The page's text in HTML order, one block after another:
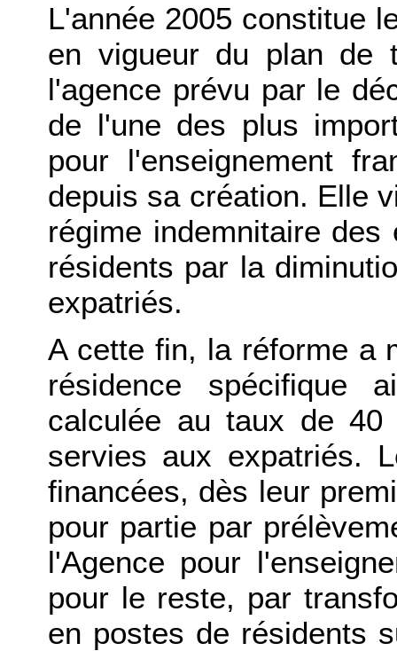
L'année 2005 constitue
en vigueur du plan de
l'agence prévu par le
de l'une des plus
pour l'enseignement
depuis sa création. Elle
régime indemnitaire
résidents par la
expatriés.
A cette fin, la réforme a
résidence spécifique
calculée au taux de 40
servies aux expatriés.
financées, dès leur
pour partie par
l'Agence pour
pour le reste, par
en postes de résidents